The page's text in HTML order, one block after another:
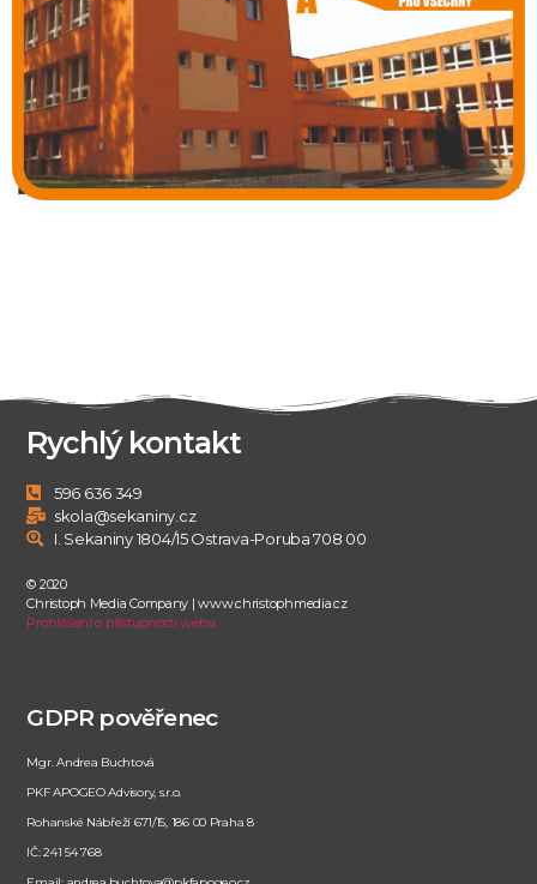
Rychlý kontakt
596 636 349
skola@sekaniny.cz
I. Sekaniny 1804/15 Ostrava-Poruba 708 00
© 2020
Christoph Media Company | www.christophmedia.cz
Prohlášení o přístupnosti webu
GDPR pověřenec
Mgr. Andrea Buchtová
PKF APOGEO Advisory, s.r.o.
Rohanské Nábřeží 671/15, 186 00 Praha 8
IČ: 241 54 768